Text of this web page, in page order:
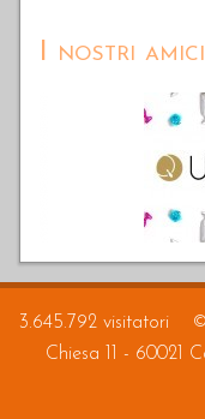
I nostri amici
3.645.792 visitatori
Chiesa 11 - 60021